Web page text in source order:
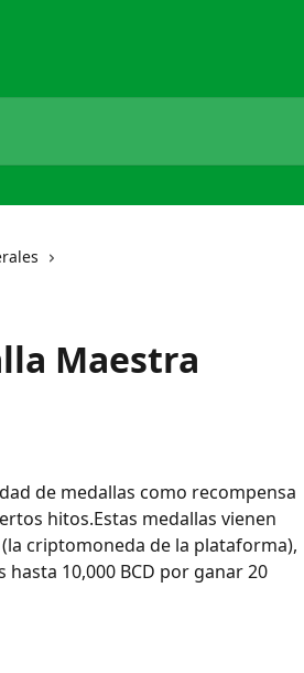
Maestra
de medallas como recompensa
hitos.Estas medallas vienen
(la criptomoneda de la plataforma),
10,000 BCD por ganar 20